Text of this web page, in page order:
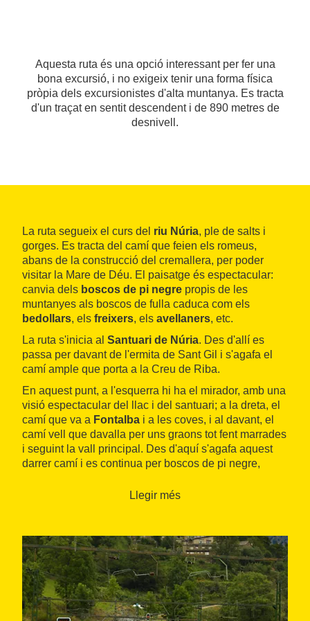
Aquesta ruta és una opció interessant per fer una
bona excursió, i no exigeix tenir una forma física
pròpia dels excursionistes d'alta muntanya. Es tracta
d'un traçat en sentit descendent i de 890 metres de
desnivell.
La ruta segueix el curs del riu Núria, ple de salts i
gorges. Es tracta del camí que feien els romeus,
abans de la construcció del cremallera, per poder
visitar la Mare de Déu. El paisatge és espectacular:
canvia dels boscos de pi negre propis de les
muntanyes als boscos de fulla caduca com els
bedollars, els freixers, els avellaners, etc.
La ruta s'inicia al Santuari de Núria. Des d'allí es
passa per davant de l'ermita de Sant Gil i s'agafa el
camí ample que porta a la Creu de Riba.
En aquest punt, a l'esquerra hi ha el mirador, amb una
visió espectacular del llac i del santuari; a la dreta, el
camí que va a Fontalba i a les coves, i al davant, el
camí vell que davalla per uns graons tot fent marrades
i seguint la vall principal. Des d'aquí s'agafa aquest
darrer camí i es continua per boscos de pi negre,
, punt en què el camí planeja i travessa
esquerra del riu, una zona força pedregosa. Es
continua per la cua de cavall i elrefugi de Sant Pere,
i tot seguit es travessa una zona més planera i una
tartera. Després d'una petita pujada s'arriba alsalt del
Sastre, des d'on s'albiren unes fantàstiques vistes de
les gorges, el cremallera i, a l'altre vessant, el salt
Llegir més